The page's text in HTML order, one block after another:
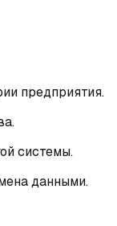
предприятия.
системы.
данными.